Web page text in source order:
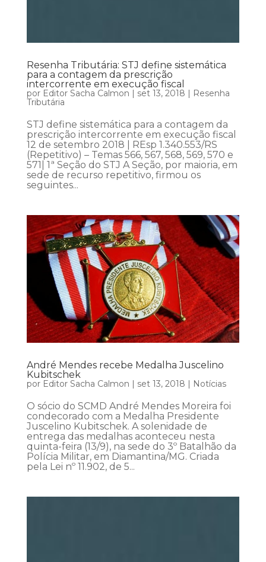
Resenha Tributária: STJ define sistemática
para a contagem da prescrição
intercorrente em execução fiscal
por Editor Sacha Calmon | set 13, 2018 | Resenha
Tributária
STJ define sistemática para a contagem da
prescrição intercorrente em execução fiscal
12 de setembro 2018 | REsp 1.340.553/RS
(Repetitivo) – Temas 566, 567, 568, 569, 570 e
571| 1ª Seção do STJ A Seção, por maioria, em
sede de recurso repetitivo, firmou os
seguintes...
André Mendes recebe Medalha Juscelino
Kubitschek
por Editor Sacha Calmon | set 13, 2018 | Notícias
O sócio do SCMD André Mendes Moreira foi
condecorado com a Medalha Presidente
Juscelino Kubitschek. A solenidade de
entrega das medalhas aconteceu nesta
quinta-feira (13/9), na sede do 3º Batalhão da
Polícia Militar, em Diamantina/MG. Criada
pela Lei nº 11.902, de 5...